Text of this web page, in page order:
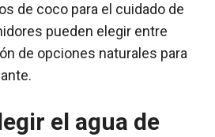
de coco para el cuidado de
pueden elegir entre
de opciones naturales para
el agua de